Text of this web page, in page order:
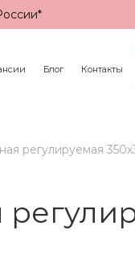
Блог Контакты
регулируемая